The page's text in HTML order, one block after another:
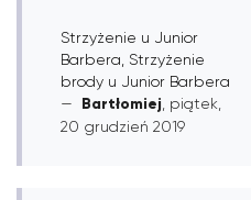
Strzyżenie u Junior
Barbera, Strzyżenie
brody u Junior Barbera
Bartłomiej , piątek,
20 grudzień 2019